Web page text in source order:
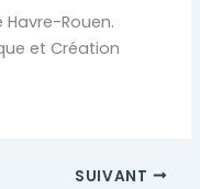
Havre-Rouen.
et Création
SUIVANT